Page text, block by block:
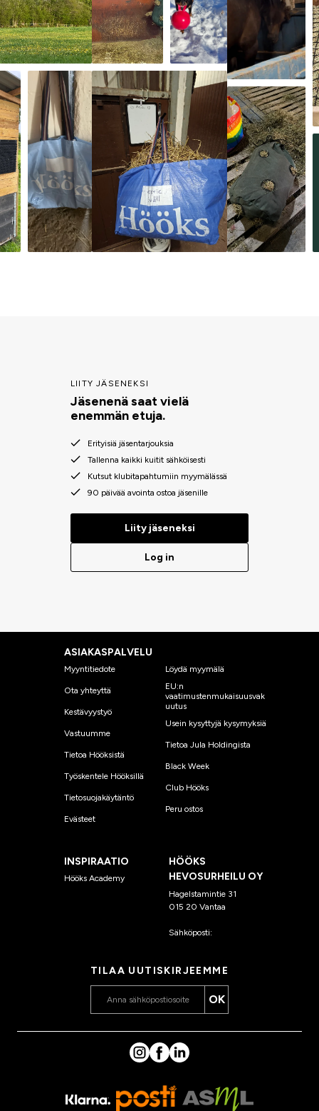
LIITY JÄSENEKSI
Jäsenenä saat vielä
enemmän etuja.
Erityisiä jäsentarjouksia
Tallenna kaikki kuitit sähköisesti
Kutsut klubitapahtumiin myymälässä
90 päivää avointa ostoa jäsenille
Liity jäseneksi
Log in
ASIAKASPALVELU
Myyntitiedote
Ota yhteyttä
Kestävyystyö
Vastuumme
Tietoa Hööksistä
Työskentele Hööksillä
Tietosuojakäytäntö
Evästeet
Löydä myymälä
EU:n
vaatimustenmukaisuusvak
uutus
Usein kysyttyjä kysymyksiä
Tietoa Jula Holdingista
Black Week
Club Hööks
Peru ostos
INSPIRAATIO
Hööks Academy
HÖÖKS
HEVOSURHEILU OY
Hagelstamintie 31
015 20 Vantaa
Sähköposti:
TILAA UUTISKIRJEEMME
OK